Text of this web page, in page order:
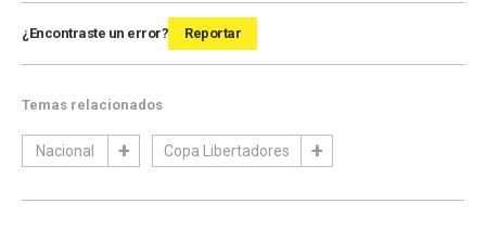
¿Encontraste un error? Reportar
Temas relacionados
Nacional Copa Libertadores